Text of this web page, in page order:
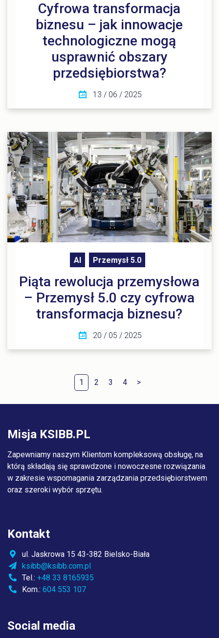
Cyfrowa transformacja
biznesu – jak innowacje
technologiczne mogą
usprawnić obszary
przedsiębiorstwa?
13 / 06 / 2025
AI Przemysł 5.0
Piąta rewolucja przemysłowa
– Przemysł 5.0 czy cyfrowa
transformacja biznesu?
20 / 05 / 2025
1 2 3 4 >
Misja KSIBB.PL
Zapewniamy naszym Klientom kompleksową obsługę, na
którą składają się sprawdzone i nowoczesne rozwiązania
w zakresie wspomagania zarządzania przedsiębiorstwem
oraz szeroki wybór sprzętu.
Kontakt
ul. Jaskrowa 15 43-382 Bielsko-Biała
ksibb@ksibb.com.pl
Tel.:+48 33 8165935
Kom.:604 553 107
Social media